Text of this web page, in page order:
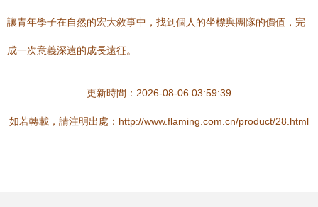
讓青年學子在自然的宏大敘事中，找到個人的坐標與團隊的價值，完
成一次意義深遠的成長遠征。
更新時間：2026-08-06 03:59:39
如若轉載，請注明出處：http://www.flaming.com.cn/product/28.html